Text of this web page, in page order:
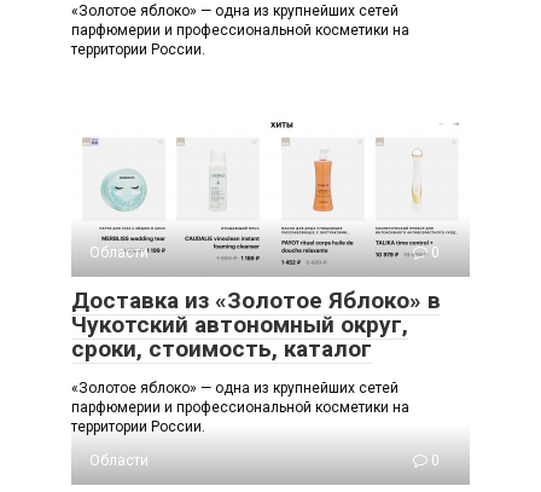
«Золотое яблоко» — одна из крупнейших сетей
парфюмерии и профессиональной косметики на
территории России.
Области 0
Доставка из «Золотое Яблоко» в
Чукотский автономный округ,
сроки, стоимость, каталог
«Золотое яблоко» — одна из крупнейших сетей
парфюмерии и профессиональной косметики на
территории России.
Области
0